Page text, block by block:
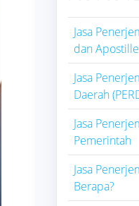
Jasa
dan Apostille
Jasa
Daerah
Jasa
Pemerintah
Jasa
Berapa?